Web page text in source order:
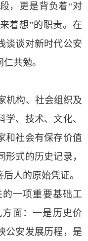
，更是背负着“对
着想”的职责。在
谈谈对新时代公安
共勉。
机构、社会组织及
、技术、文化、
和社会有保存价值
式的历史记录，
人的原始凭证。
一项重要基础工
面：一是历史价
公安发展历程，是